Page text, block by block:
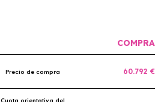
COMPRA
Precio de compra 60.792 €
Cuota orientativa del